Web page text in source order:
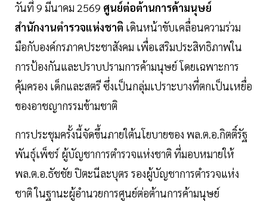
วันที่ 9 มีนาคม 2569 ศูนย์ต่อต้านการค้ามนุษย์
สำนักงานตำรวจแห่งชาติ เดินหน้าขับเคลื่อนความร่วม
มือกับองค์กรภาคประชาสังคม เพื่อเสริมประสิทธิภาพใน
การป้องกันและปราบปรามการค้ามนุษย์ โดยเฉพาะการ
คุ้มครอง เด็กและสตรี ซึ่งเป็นกลุ่มเปราะบางที่ตกเป็นเหยื่อ
ของอาชญากรรมข้ามชาติ
การประชุมครั้งนี้จัดขึ้นภายใต้นโยบายของ พล.ต.อ.กิตติ์รัฐ
พันธุ์เพ็ชร์ ผู้บัญชาการตำรวจแห่งชาติ ที่มอบหมายให้
พล.ต.อ.ธัชชัย ปิตะนีละบุตร รองผู้บัญชาการตำรวจแห่ง
ชาติ ในฐานะผู้อำนวยการศูนย์ต่อต้านการค้ามนุษย์